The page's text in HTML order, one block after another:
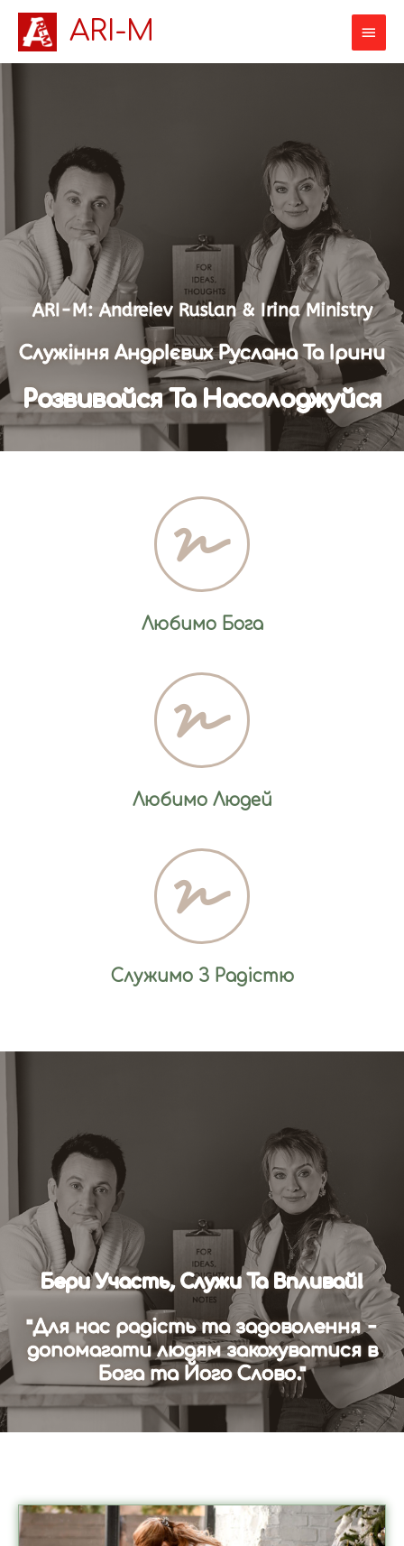
ARI-M
ARI-M: Andreiev Ruslan & Irina Ministry
Служіння АндрІєвих Руслана Та Ірини
Розвивайся Та Насолоджуйся
Любимо Бога
Любимо Людей
Служимо З Радістю
Бери Участь, Служи Та Впливай!
"Для нас радість та задоволення -
допомагати людям закохуватися в
Бога та Його Слово."